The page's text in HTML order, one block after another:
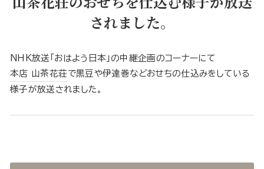
されました。
NHK放送「おはよう日本」の中継企画のコーナーにて
本店 山茶花荘 で黒豆や伊達巻などおせちの仕込みをしている
様子が放送されました。